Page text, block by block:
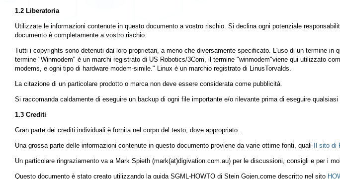
1.2 Liberatoria
Utilizzate le informazioni contenute in questo documento a vostro rischio. Si declina ogni potenziale
documento è completamente a vostro rischio.
Tutti i copyrights sono detenuti dai loro proprietari, a meno che diversamente specificato. L'uso di un termine
termine "Winmodem" è un marchi registrato di US Robotics/3Com, il termine "winmodem"viene qui utilizzato
modems, e ogni tipo di hardware modem-simile." Linux è un marchio registrato di LinusTorvalds.
La citazione di un particolare prodotto o marca non deve essere considerata come pubblicità.
Si raccomanda caldamente di eseguire un backup di ogni file importante e/o rilevante prima di eseguire
1.3 Crediti
Gran parte dei crediti individuali è fornita nel corpo del testo, dove appropriato.
Una grossa parte delle informazioni contenute in questo documento proviene da varie ottime fonti, quali Il sito di
Un particolare ringraziamento va a Mark Spieth (mark(at)digivation.com.au) per le discussioni, consigli e per i
Questo documento è stato creato utilizzando la guida SGML-HOWTO di Stein Gojen,come descritto nel sito